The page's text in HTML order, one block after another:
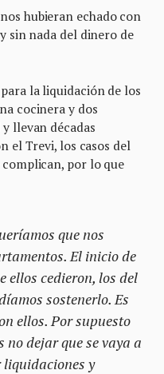
hubieran echado con
sin nada del dinero de
la liquidación de los
cocinera y dos
llevan décadas
el Trevi, los casos del
complican, por lo que
que nos
El inicio de
ellos cedieron, los del
sostenerlo. Es
ellos. Por supuesto
no dejar que se vaya a
y